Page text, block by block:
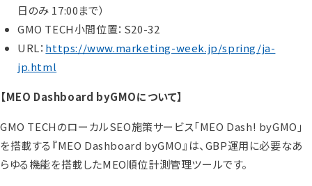
日のみ 17:00まで）
GMO TECH小間位置：S20-32
URL： https://www.marketing-week.jp/spring/ja-
jp.html
【MEO Dashboard byGMOについて】
GMO TECHのローカルSEO施策サービス「MEO Dash! byGMO」
を搭載する『MEO Dashboard byGMO』は、GBP運用に必要なあ
らゆる機能を搭載したMEO順位計測管理ツールです。